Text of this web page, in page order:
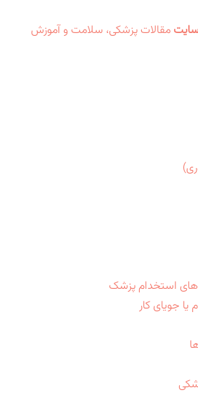
مقالات پزشکی، سلامت و آموزش
استخدام پزشک
جویای کار